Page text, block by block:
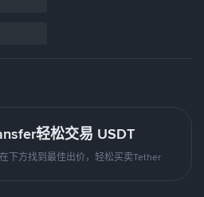
轻松交易 USDT
下方找到最佳出价，轻松买卖Tether